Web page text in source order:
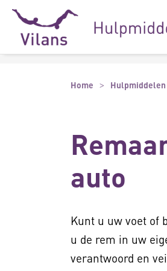
Naar hoofdinhoud
Naar footer
Home Hulpmiddelen
auto
Kunt u uw voet of
u de rem in uw
verantwoord en